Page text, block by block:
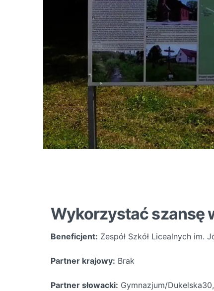
Wykorzystać szansę
Beneficjent: Zespół Szkół Licealnych im.
Partner krajowy: Brak
Partner słowacki: Gymnazjum/